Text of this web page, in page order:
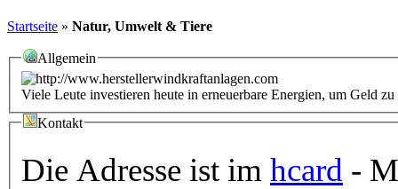
Startseite » Natur, Umwelt & Tiere
Allgemein
Viele Leute investieren heute in erneuerbare Energien, um Geld
Kontakt
Die Adresse ist im hcard -